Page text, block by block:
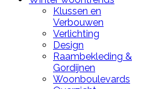
Klussen en
Verbouwen
Verlichting
Design
Raambekleding &
Gordijnen
Woonboulevards